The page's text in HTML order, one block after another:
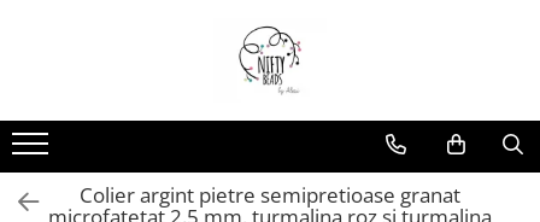
Colier argint pietre semipretioase granat